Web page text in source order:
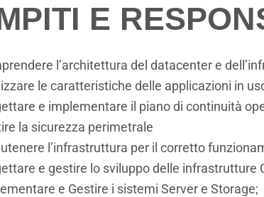
E
l’architettura del datacenter e
le caratteristiche delle applicazioni in
e implementare il piano di continuità
la sicurezza perimetrale
l’infrastruttura per il corretto
e gestire lo sviluppo delle infrastrutture
e Gestire i sistemi Server e Storage;